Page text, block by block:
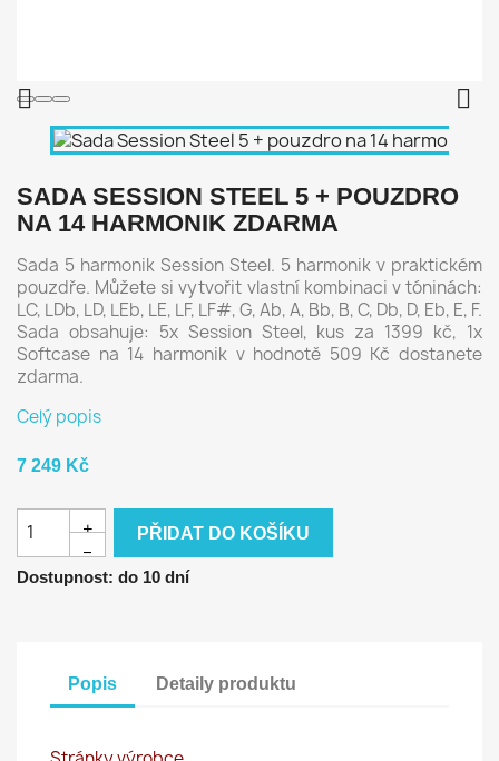
 
SADA SESSION STEEL 5 + POUZDRO
NA 14 HARMONIK ZDARMA
Sada 5 harmonik Session Steel. 5 harmonik v praktickém
pouzdře. Můžete si vytvořit vlastní kombinaci v tóninách:
LC, LDb, LD, LEb, LE, LF, LF#, G, Ab, A, Bb, B, C, Db, D, Eb, E, F.
Sada obsahuje: 5x Session Steel, kus za 1399 kč, 1x
Softcase na 14 harmonik v hodnotě 509 Kč dostanete
zdarma.
Celý popis
7 249 Kč
+
−
PŘIDAT DO KOŠÍKU
Dostupnost: do 10 dní
Popis Detaily produktu